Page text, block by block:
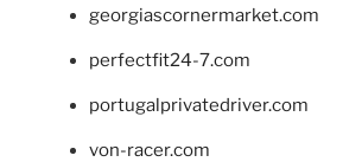
georgiascornermarket.com
perfectfit24-7.com
portugalprivatedriver.com
von-racer.com